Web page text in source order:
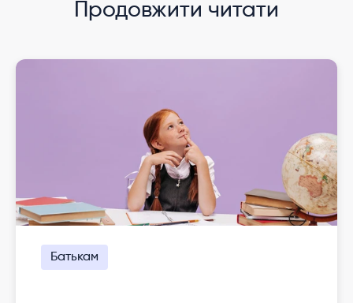
Продовжити читати
Батькам